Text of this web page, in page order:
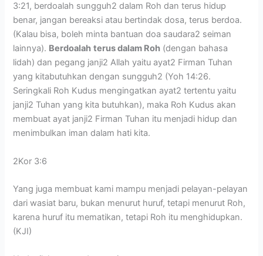
3:21, berdoalah sungguh2 dalam Roh dan terus hidup
benar, jangan bereaksi atau bertindak dosa, terus berdoa.
(Kalau bisa, boleh minta bantuan doa saudara2 seiman
lainnya). Berdoalah terus dalam Roh (dengan bahasa
lidah) dan pegang janji2 Allah yaitu ayat2 Firman Tuhan
yang kitabutuhkan dengan sungguh2 (Yoh 14:26.
Seringkali Roh Kudus mengingatkan ayat2 tertentu yaitu
janji2 Tuhan yang kita butuhkan), maka Roh Kudus akan
membuat ayat janji2 Firman Tuhan itu menjadi hidup dan
menimbulkan iman dalam hati kita.
2Kor 3:6
Yang juga membuat kami mampu menjadi pelayan-pelayan
dari wasiat baru, bukan menurut huruf, tetapi menurut Roh,
karena huruf itu mematikan, tetapi Roh itu menghidupkan.
(KJI)